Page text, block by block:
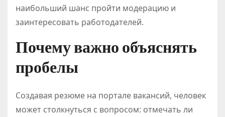
наибольший шанс пройти модерацию и
заинтересовать работодателей.
Почему важно объяснять
пробелы
Создавая резюме на портале вакансий, человек
может столкнуться с вопросом: отмечать ли